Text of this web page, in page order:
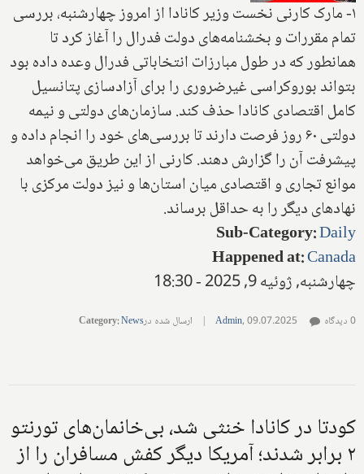
۱- مارک کارنی نخست وزیر کانادا از امروز چهارشنبه، بررسی
تمام مقررات و بخشنامه‌های دولت فدرال را آغاز کرد تا
همانطور که در طول مبارزات انتخاباتی فدرال وعده داده بود
بتواند بوروکراسی غیرضروری را برای آزادسازی پتانسیل
کامل اقتصادی کانادا حذف کند. سازمان‌های دولتی و نیمه
دولتی ۶۰ روز فرصت دارند تا بررسی‌های خود را انجام داده و
پیشرفت آن را گزارش دهند. کارنی از این طریق می‌خواهد
موانع تجاری و اقتصادی میان استان‌ها و نیز دولت مرکزی با
نهادهای دیگر را به حداقل برساند.
Sub-Category:Daily
Happened at:Canada
چهارشنبه, ژوئیه 9, 2025 - 18:30
Admin,09.07.2025
| ارسال شده در Category:News 0 دیدگاه
کودتا در کانادا خنثی شد، بی‌خانمان‌های تورنتو
۲ برابر شدند؛ آمریکا دیگر کفش مسافران را از